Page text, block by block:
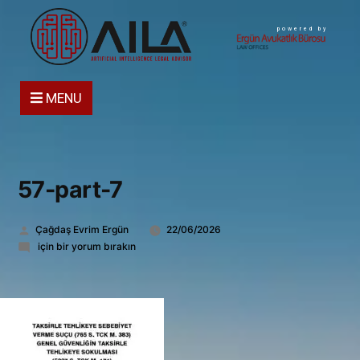
powered by
MENU
57-part-7
Gönderen:
Çağdaş Evrim Ergün
22/06/2026
57-
için bir yorum bırakın